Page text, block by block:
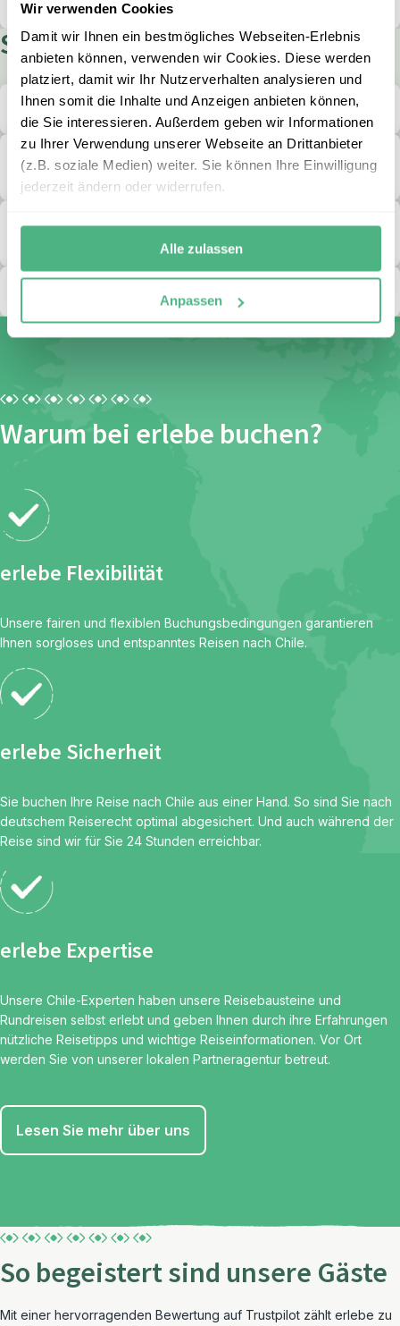
Wir verwenden Cookies
Damit wir Ihnen ein bestmögliches Webseiten-Erlebnis
anbieten können, verwenden wir Cookies. Diese werden
platziert, damit wir Ihr Nutzerverhalten analysieren und
Ihnen somit die Inhalte und Anzeigen anbieten können,
die Sie interessieren. Außerdem geben wir Informationen
zu Ihrer Verwendung unserer Webseite an Drittanbieter
(z.B. soziale Medien) weiter. Sie können Ihre Einwilligung
jederzeit ändern oder widerrufen.
Alle zulassen
Anpassen
und Trinken rechnen?
Stornierung & Umbuchung
Was passiert, wenn mein Ausflug abgesagt wird?
Ich muss meine Reise stornieren. Was ist zu
beachten?
Was ist, wenn eine Person storniert und wir eine
Ersatzperson mitnehmen möchten?
Was muss ich tun, um meine Reise umzubuchen?
Warum bei erlebe buchen?
erlebe Flexibilität
Unsere fairen und flexiblen Buchungsbedingungen garantieren
Ihnen sorgloses und entspanntes Reisen nach Chile.
erlebe Sicherheit
Sie buchen Ihre Reise nach Chile aus einer Hand. So sind Sie nach
deutschem Reiserecht optimal abgesichert. Und auch während der
Reise sind wir für Sie 24 Stunden erreichbar.
erlebe Expertise
Unsere Chile-Experten haben unsere Reisebausteine und
Rundreisen selbst erlebt und geben Ihnen durch ihre Erfahrungen
nützliche Reisetipps und wichtige Reiseinformationen. Vor Ort
werden Sie von unserer lokalen Partneragentur betreut.
Lesen Sie mehr über uns
So begeistert sind unsere Gäste
Mit einer hervorragenden Bewertung auf Trustpilot zählt erlebe zu